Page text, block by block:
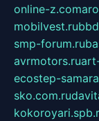
online-z.com
mobilvest.ru
smp-forum.ru
avrmotors.ru
ecostep-
sko.com.ru